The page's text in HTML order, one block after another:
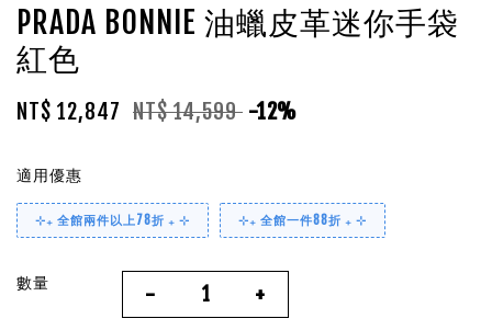
PRADA BONNIE 油蠟皮革迷你手袋
紅色
NT$ 12,847 NT$ 14,599 -12%
適用優惠
⊹₊ 全館兩件以上78折 ₊ ⊹ ⊹₊ 全館一件88折 ₊ ⊹
數量 - +